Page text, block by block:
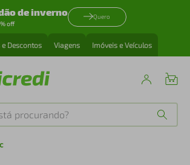
de inverno
off
Quero
Descontos Viagens Imóveis e Veículos
buscados